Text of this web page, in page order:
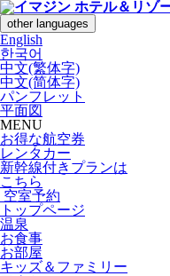
other languages
English
한국어
中文(繁体字)
中文(简体字)
パンフレット
平面図
MENU
お得な航空券
レンタカー
新幹線付きプランは
こちら
空室予約
トップページ
温泉
お食事
お部屋
キッズ＆ファミリー